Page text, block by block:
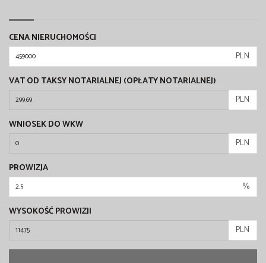
CENA NIERUCHOMOŚCI
PLN
VAT OD TAKSY NOTARIALNEJ (OPŁATY NOTARIALNEJ)
PLN
WNIOSEK DO WKW
PLN
PROWIZJA
%
WYSOKOŚĆ PROWIZJI
PLN